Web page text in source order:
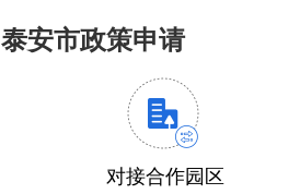
泰安市政策申请
对接合作园区